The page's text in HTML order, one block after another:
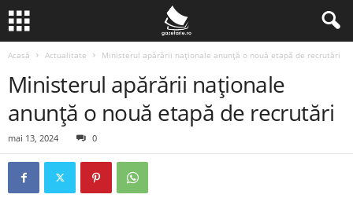
Acasă Actualitate Ministerul apărării naționale anunță o nouă etapă de recrutări
Ministerul apărării naționale
anunță o nouă etapă de recrutări
mai 13, 2024 0